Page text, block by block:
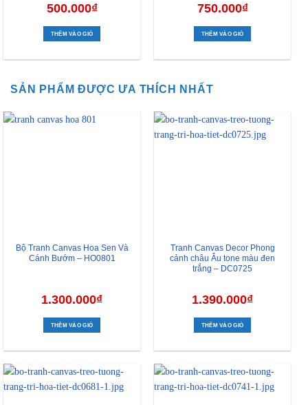
500.000₫
THÊM VÀO GIỎ
750.000₫
THÊM VÀO GIỎ
SẢN PHẨM ĐƯỢC ƯA THÍCH NHẤT
Bộ Tranh Canvas Hoa Sen Và
Cánh Bướm – HO0801
1.300.000₫
THÊM VÀO GIỎ
Tranh Canvas Decor Phong
cảnh châu Âu tone màu đen
trắng – DC0725
1.390.000₫
THÊM VÀO GIỎ